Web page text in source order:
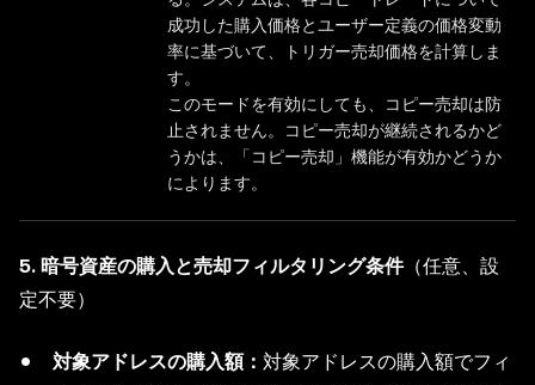
成功した購入価格とユーザー定義の価格変動
率に基づいて、トリガー売却価格を計算しま
す。
このモードを有効にしても、コピー売却は防
止されません。コピー売却が継続されるかど
うかは、「コピー売却」機能が有効かどうか
によります。
5. 暗号資産の購入と売却フィルタリング条件（任意、設
定不要）
対象アドレスの購入額： 対象アドレスの購入額でフィ